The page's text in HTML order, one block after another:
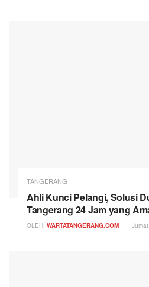
TANGERANG
Ahli Kunci Pelangi, Solusi
Tangerang 24 Jam yang
OLEH: WARTATANGERANG.COM